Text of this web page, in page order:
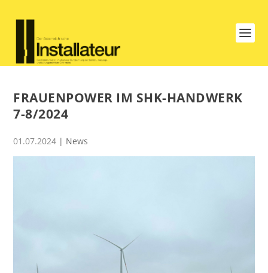
FRAUENPOWER IM SHK-HANDWERK
7-8/2024
01.07.2024 | News